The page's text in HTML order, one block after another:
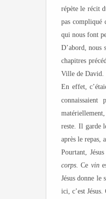
répète le récit
pas compliqué
qui nous font
D’abord, nous
chapitres
Ville de David.
En effet,
connaissaient
reste. Il garde
après le repas,
Pourtant,
corps . Ce vin
Jésus donne
ici, c’est